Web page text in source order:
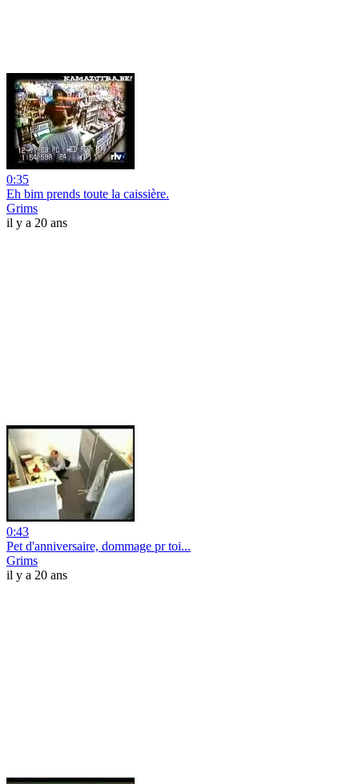
0:35
Eh bim prends toute la caissière.
Grims
il y a 20 ans
0:43
Pet d'anniversaire, dommage pr toi...
Grims
il y a 20 ans